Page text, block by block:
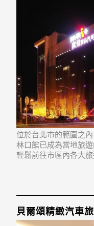
位於台北市的範圍之
林口館已成為當地旅
輕鬆前往市區內各大
氛閒適安逸，而且離
貝爾頌精緻汽車